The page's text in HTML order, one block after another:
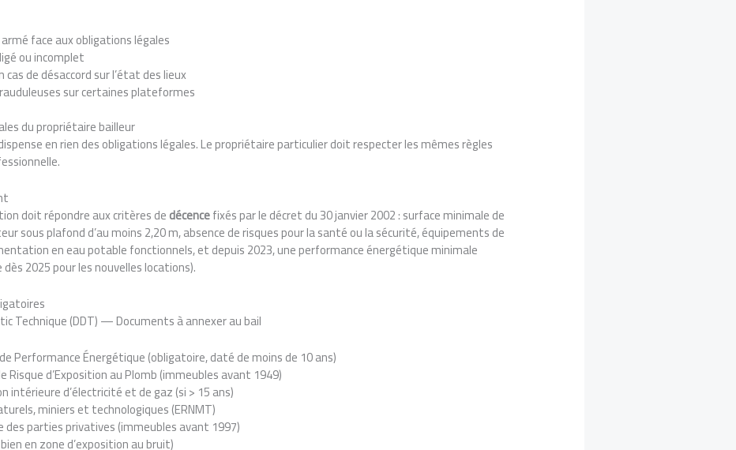
face aux obligations légales
ou incomplet
cas de désaccord sur l’état des lieux
sur certaines plateformes
du propriétaire bailleur
en rien des obligations légales. Le propriétaire particulier doit respecter les mêmes règles
doit répondre aux critères dedécencefixés par le décret du 30 janvier 2002 : surface minimale de
sous plafond d’au moins 2,20 m, absence de risques pour la santé ou la sécurité, équipements de
en eau potable fonctionnels, et depuis 2023, une performance énergétique minimale
2025 pour les nouvelles locations).
Technique (DDT) — Documents à annexer au bail
Performance Énergétique (obligatoire, daté de moins de 10 ans)
Risque d’Exposition au Plomb (immeubles avant 1949)
intérieure d’électricité et de gaz (si > 15 ans)
miniers et technologiques (ERNMT)
parties privatives (immeubles avant 1997)
en zone d’exposition au bruit)